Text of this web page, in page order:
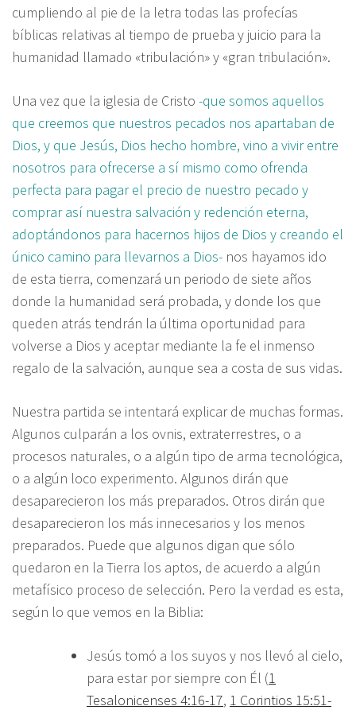
cumpliendo al pie de la letra todas las profecías
bíblicas relativas al tiempo de prueba y juicio para la
humanidad llamado «tribulación» y «gran tribulación».
Una vez que la iglesia de Cristo -que somos aquellos
que creemos que nuestros pecados nos apartaban de
Dios, y que Jesús, Dios hecho hombre, vino a vivir entre
nosotros para ofrecerse a sí mismo como ofrenda
perfecta para pagar el precio de nuestro pecado y
comprar así nuestra salvación y redención eterna,
adoptándonos para hacernos hijos de Dios y creando el
único camino para llevarnos a Dios- nos hayamos ido
de esta tierra, comenzará un periodo de siete años
donde la humanidad será probada, y donde los que
queden atrás tendrán la última oportunidad para
volverse a Dios y aceptar mediante la fe el inmenso
regalo de la salvación, aunque sea a costa de sus vidas.
Nuestra partida se intentará explicar de muchas formas.
Algunos culparán a los ovnis, extraterrestres, o a
procesos naturales, o a algún tipo de arma tecnológica,
o a algún loco experimento. Algunos dirán que
desaparecieron los más preparados. Otros dirán que
desaparecieron los más innecesarios y los menos
preparados. Puede que algunos digan que sólo
quedaron en la Tierra los aptos, de acuerdo a algún
metafísico proceso de selección. Pero la verdad es esta,
según lo que vemos en la Biblia:
Jesús tomó a los suyos y nos llevó al cielo,
para estar por siempre con Él (1
Tesalonicenses 4:16-17, 1 Corintios 15:51-